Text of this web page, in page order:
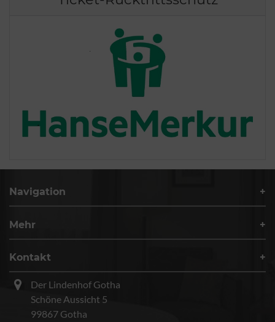
Navigation
Mehr
Kontakt
Der Lindenhof Gotha
Schöne Aussicht 5
99867 Gotha